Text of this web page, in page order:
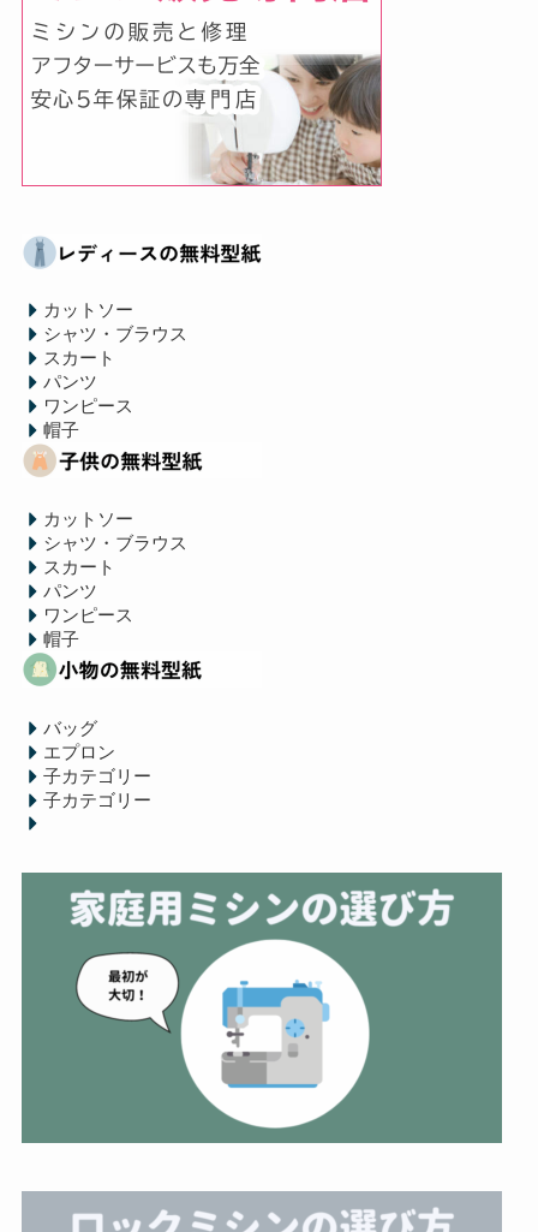
カットソー
シャツ・ブラウス
スカート
パンツ
ワンピース
帽子
カットソー
シャツ・ブラウス
スカート
パンツ
ワンピース
帽子
バッグ
エプロン
子カテゴリー
子カテゴリー